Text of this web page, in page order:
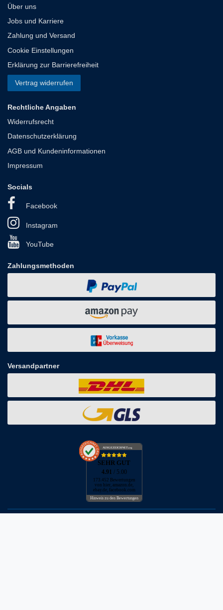
Über uns
Jobs und Karriere
Zahlung und Versand
Cookie Einstellungen
Erklärung zur Barrierefreiheit
Vertrag widerrufen
Rechtliche Angaben
Widerrufsrecht
Datenschutzerklärung
AGB und Kundeninformationen
Impressum
Socials
Facebook
Instagram
YouTube
Zahlungsmethoden
Versandpartner
AUSGEZEICHNET.org
SEHR GUT
4.91 / 5.00
173.452 Bewertungen
von hier, amazon.de,
ebay.de, facebook.com
Hinweis zu den Bewertungen